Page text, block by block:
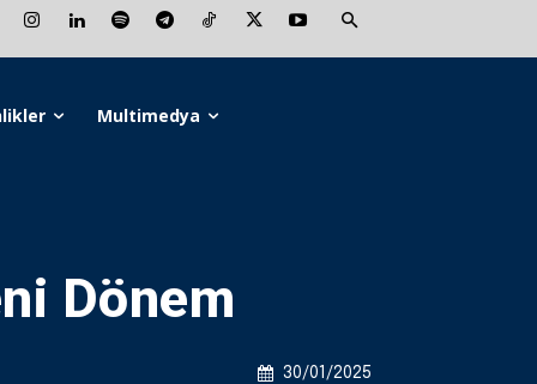
Multimedya
Dönem
30/01/2025